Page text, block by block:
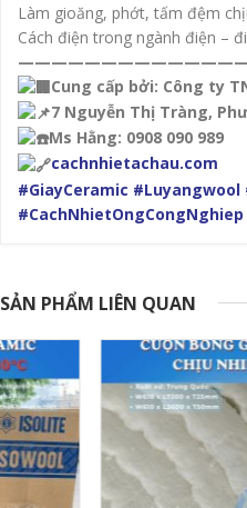
Làm gioăng, phớt, tấm đệm
Cách điện trong ngành điện –
Cung cấp bởi: Công ty
7 Nguyễn Thị Tràng,
Ms Hằng: 0908 090 989
cachnhietachau.com
#GiayCeramic #Luyangwool
#CachNhietOngCongNghiep
SẢN PHẨM LIÊN QUAN